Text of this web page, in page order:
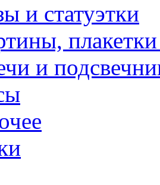
и статуэтки
и